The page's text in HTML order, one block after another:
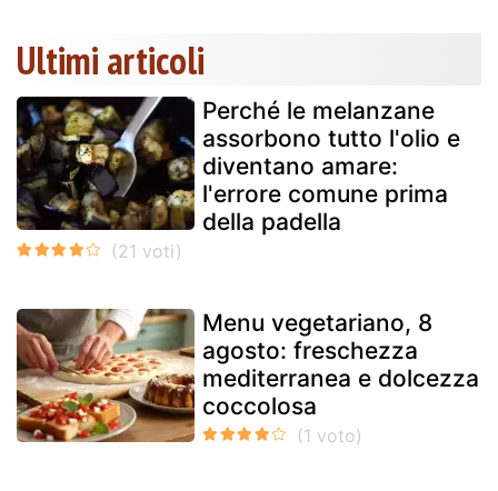
Ultimi articoli
Perché le melanzane
assorbono tutto l'olio e
diventano amare:
l'errore comune prima
della padella
Menu vegetariano, 8
agosto: freschezza
mediterranea e dolcezza
coccolosa